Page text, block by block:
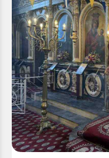
Πρόγραμμα
Μητροπολίτου
Ιερωνύμου για τον
Τρίτη 30 Δεκ 2025